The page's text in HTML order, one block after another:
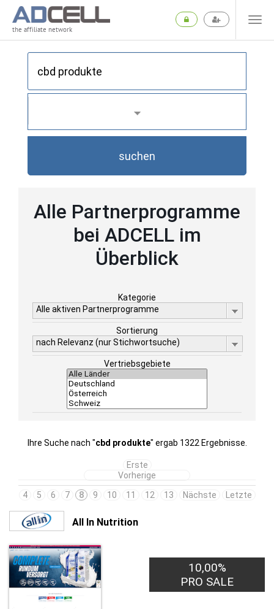
the affiliate network
suchen
Alle Partnerprogramme
bei ADCELL im
Überblick
Kategorie
Alle aktiven Partnerprogramme
Sortierung
nach Relevanz (nur Stichwortsuche)
Vertriebsgebiete
Ihre Suche nach "cbd produkte" ergab 1322 Ergebnisse.
Erste
Vorherige
4
5 6 7 8 9 10 11 12 13 Nächste Letzte
All In Nutrition
10,00%
PRO SALE